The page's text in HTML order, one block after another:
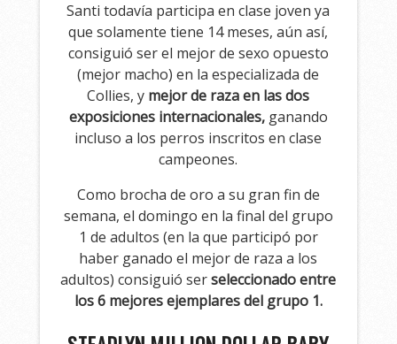
Santi todavía participa en clase joven ya
que solamente tiene 14 meses, aún así,
consiguió ser el mejor de sexo opuesto
(mejor macho) en la especializada de
Collies, y mejor de raza en las dos
exposiciones internacionales, ganando
incluso a los perros inscritos en clase
campeones.
Como brocha de oro a su gran fin de
semana, el domingo en la final del grupo
1 de adultos (en la que participó por
haber ganado el mejor de raza a los
adultos) consiguió serseleccionado entre
los 6 mejores ejemplares del grupo 1.